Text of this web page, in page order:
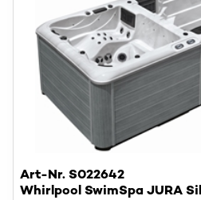
Art-Nr. S022642
Whirlpool SwimSpa JURA